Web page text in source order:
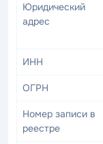
Юридический
адрес
ИНН
ОГРН
Номер записи в
реестре